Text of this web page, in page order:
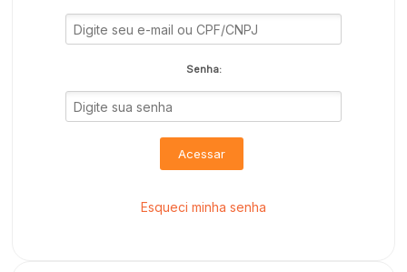
Senha:
Acessar
Esqueci minha senha